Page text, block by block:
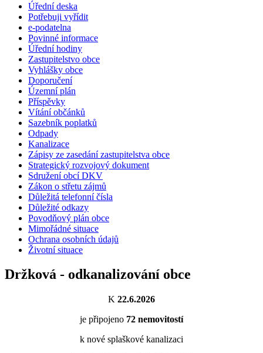
Úřední deska
Potřebuji vyřídit
e-podatelna
Povinné informace
Úřední hodiny
Zastupitelstvo obce
Vyhlášky obce
Doporučení
Územní plán
Příspěvky
Vítání občánků
Sazebník poplatků
Odpady
Kanalizace
Zápisy ze zasedání zastupitelstva obce
Strategický rozvojový dokument
Sdružení obcí DKV
Zákon o střetu zájmů
Důležitá telefonní čísla
Důležité odkazy
Povodňový plán obce
Mimořádné situace
Ochrana osobních údajů
Životní situace
Držková - odkanalizování obce
K 22.6.2026
je připojeno 72 nemovitostí
k nové splaškové kanalizaci